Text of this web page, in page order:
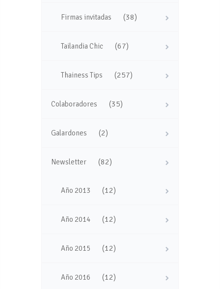
Firmas invitadas (38)
Tailandia Chic (67)
Thainess Tips (257)
Colaboradores (35)
Galardones (2)
Newsletter (82)
Año 2013 (12)
Año 2014 (12)
Año 2015 (12)
Año 2016 (12)